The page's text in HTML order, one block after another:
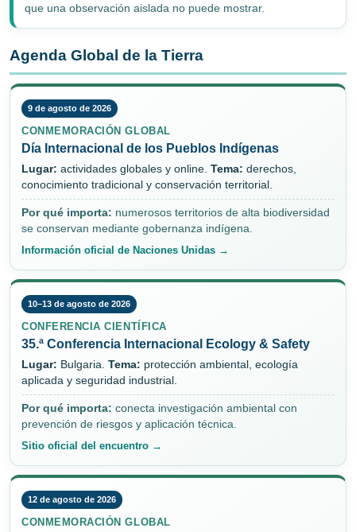
que una observación aislada no puede mostrar.
Agenda Global de la Tierra
9 de agosto de 2026
CONMEMORACIÓN GLOBAL
Día Internacional de los Pueblos Indígenas
Lugar: actividades globales y online. Tema: derechos,
conocimiento tradicional y conservación territorial.
Por qué importa: numerosos territorios de alta biodiversidad
se conservan mediante gobernanza indígena.
Información oficial de Naciones Unidas →
10–13 de agosto de 2026
CONFERENCIA CIENTÍFICA
35.ª Conferencia Internacional Ecology & Safety
Lugar: Bulgaria. Tema: protección ambiental, ecología
aplicada y seguridad industrial.
Por qué importa: conecta investigación ambiental con
prevención de riesgos y aplicación técnica.
Sitio oficial del encuentro →
12 de agosto de 2026
CONMEMORACIÓN GLOBAL